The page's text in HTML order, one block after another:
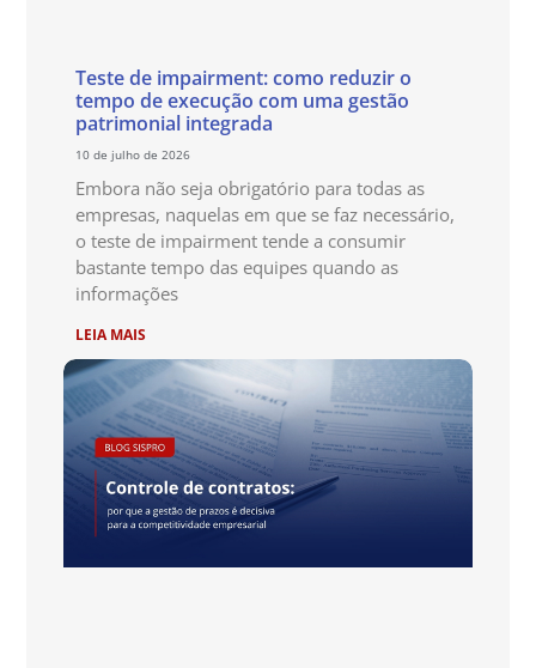
Teste de impairment: como reduzir o
tempo de execução com uma gestão
patrimonial integrada
10 de julho de 2026
Embora não seja obrigatório para todas as
empresas, naquelas em que se faz necessário,
o teste de impairment tende a consumir
bastante tempo das equipes quando as
informações
LEIA MAIS